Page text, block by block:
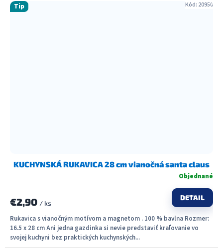
Tip
KUCHYNSKÁ RUKAVICA 28 cm vianočná santa claus
Objednané
€2,90 / ks
DETAIL
Rukavica s vianočným motívom a magnetom . 100 % bavlna Rozmer:
16.5 x 28 cm Ani jedna gazdinka si nevie predstaviť kraľovanie vo
svojej kuchyni bez praktických kuchynských...
Kód: 20950